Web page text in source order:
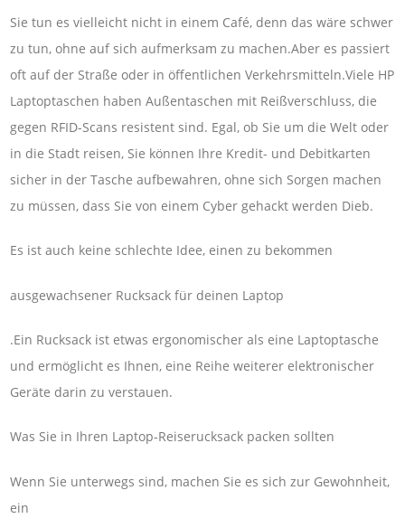
Sie tun es vielleicht nicht in einem Café, denn das wäre schwer
zu tun, ohne auf sich aufmerksam zu machen.Aber es passiert
oft auf der Straße oder in öffentlichen Verkehrsmitteln.Viele HP
Laptoptaschen haben Außentaschen mit Reißverschluss, die
gegen RFID-Scans resistent sind. Egal, ob Sie um die Welt oder
in die Stadt reisen, Sie können Ihre Kredit- und Debitkarten
sicher in der Tasche aufbewahren, ohne sich Sorgen machen
zu müssen, dass Sie von einem Cyber ​​​​gehackt werden Dieb.
Es ist auch keine schlechte Idee, einen zu bekommen
ausgewachsener Rucksack für deinen Laptop
.Ein Rucksack ist etwas ergonomischer als eine Laptoptasche
und ermöglicht es Ihnen, eine Reihe weiterer elektronischer
Geräte darin zu verstauen.
Was Sie in Ihren Laptop-Reiserucksack packen sollten
Wenn Sie unterwegs sind, machen Sie es sich zur Gewohnheit,
ein